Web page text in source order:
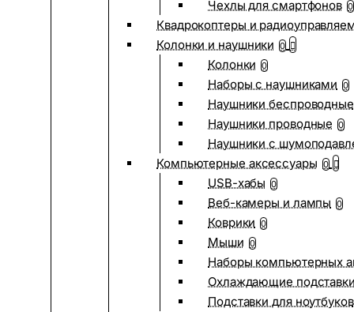
Чехлы для смартфонов 0
Квадрокоптеры и
Колонки и наушники 0
Колонки 0
Наборы с наушниками 0
Наушники беспроводные
Наушники проводные 0
Наушники с
Компьютерные аксессуары 0
USB-хабы 0
Веб-камеры и лампы 0
Коврики 0
Мыши 0
Наборы компьютерных
Охлаждающие
Подставки для ноутбуков